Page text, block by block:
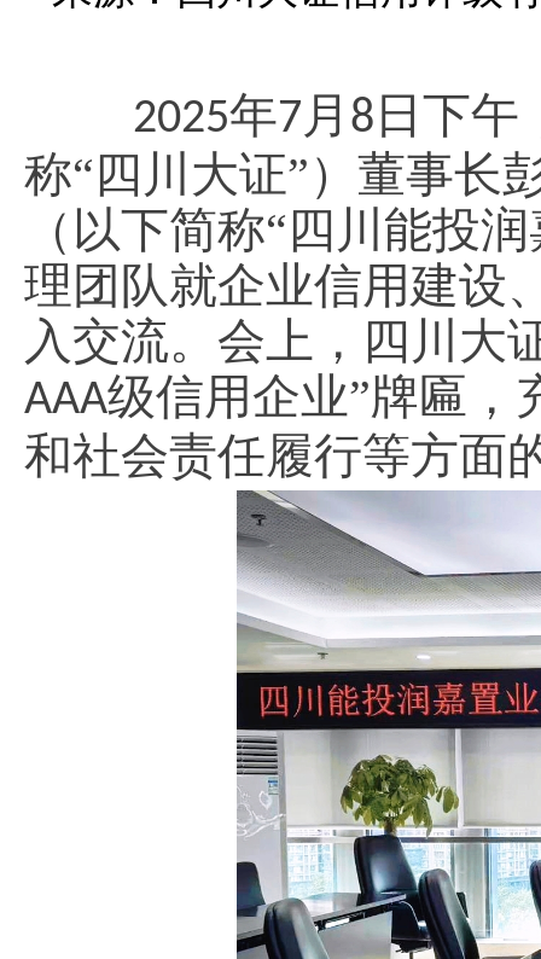
2025年7月 8 日下
称“ 四川大证”）董事长
（以下简称“ 四川 能投润
理团队就企业信用建设
入交流。会上， 四川 大
AAA级信用企业”牌匾，
和社会责任履行等方面